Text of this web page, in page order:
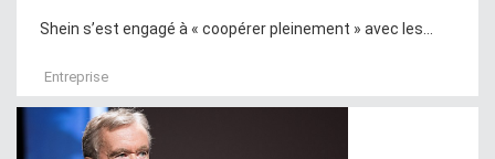
Shein s’est engagé à « coopérer pleinement » avec les...
Entreprise